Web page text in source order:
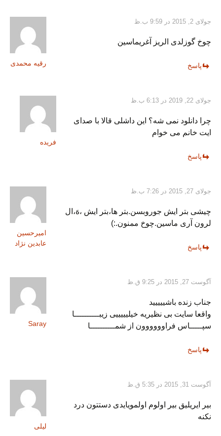
رقیه محمدی
جولای 2, 2015 در 9:59 ب.ظ
چوخ گوزلدی الریز آغریماسین
پاسخ
فریده
جولای 22, 2019 در 6:13 ب.ظ
چرا دانلود نمی شه؟ این داشلی قالا با صدای
ایت خانم می خوام
پاسخ
امیرحسین
عابدین نژاد
جولای 27, 2015 در 7:26 ب.ظ
چیشی بتر ایش جوروبسن.بتر ها،بتر ایش ،هَ،ال
لرون آری ماسین.چوخ ممنون.:)
پاسخ
Saray
آگوست 27, 2015 در 9:25 ق.ظ
جناب زنده باشییییید
واقعا سایت بی نظیریه خیلیییییی زیبــــــــــا
سپـــــاس فراوووووون از شمــــــــــا
پاسخ
لیلی
آگوست 31, 2015 در 5:35 ق.ظ
بیر ایریلیق بیر اولوم اولمویایدی دستتون درد
نکنه